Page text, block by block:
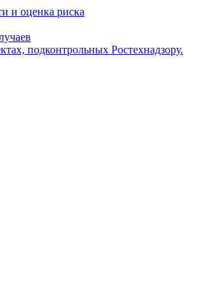
и оценка риска
подконтрольных Ростехнадзору.